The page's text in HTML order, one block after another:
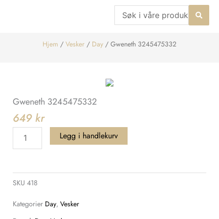
Search
...
Hjem / Vesker / Day / Gweneth 3245475332
Gweneth 3245475332
649 kr
Gweneth
3245475332
Legg i handlekurv
SKU418
Kategorier Day,Vesker